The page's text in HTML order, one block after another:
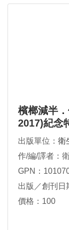
檳榔減半
2017)紀念
出版單位： 衛
作/編/譯者：
GPN：
出版／創刊日
價格：100